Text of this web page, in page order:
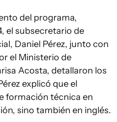
del programa,
el subsecretario de
Daniel Pérez, junto con
el Ministerio de
Acosta, detallaron los
explicó que el
formación técnica en
sino también en inglés.